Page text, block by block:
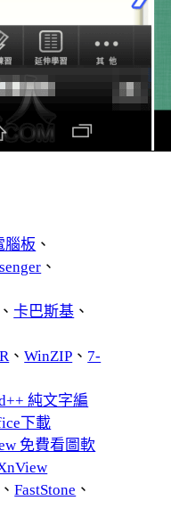
腦板 、
、
、卡巴斯基 、
、WinZIP 、 7-
純文字編
下載
免費看圖軟
、FastStone 、